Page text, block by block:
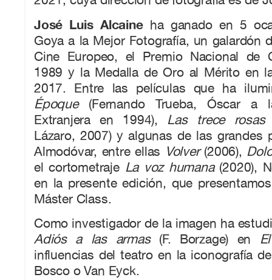
José Luis Alcaineha ganado en 5
Goya a la Mejor Fotografía, un galardón
Cine Europeo, el Premio Nacional de
1989 y la Medalla de Oro al Mérito en
2017. Entre las películas que ha
Époque (Fernando Trueba, Óscar a
Extranjera en 1994), Las trece rosas
Lázaro, 2007) y algunas de las grandes
Almodóvar, entre ellas Volver (2006),
el cortometraje La voz humana (2020),
en la presente edición, que
Máster Class.
Como investigador de la imagen ha
Adiós a las armas(F. Borzage) en
influencias del teatro en la iconografía
Bosco o Van Eyck.